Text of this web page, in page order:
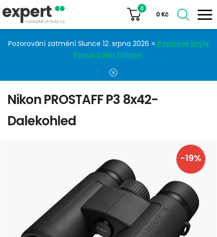
Pozorování zatmění Slunce 12. srpna 2026 = Papírové brýle
Focus Solar Eclipse
0
0 Kč
Nikon PROSTAFF P3 8x42-
Dalekohled
-19%